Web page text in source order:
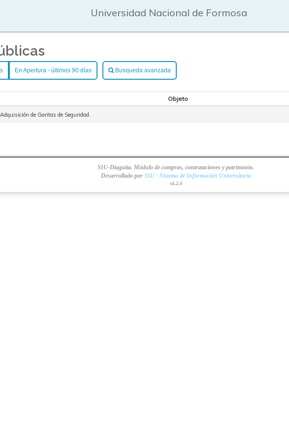
Universidad Nacional de Formosa
En Apertura - últimos 90 días Busqueda avanzada
Objeto
Adquisición de Garitas de Seguridad.
SIU-Diaguita. Módulo de compras, contrataciones y patrimonio.
Desarrollado por SIU - Sistema de Información Universitaria
v4.2.0